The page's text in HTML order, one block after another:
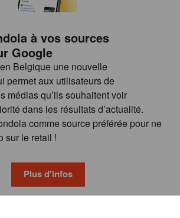
à vos sources
Google
Belgique une nouvelle
permet aux utilisateurs de
médias qu’ils souhaitent voir
dans les résultats d’actualité.
comme source préférée pour ne
sur le retail !
Plus d'infos
Follow us on
© GONDOLA GROUP
FAQ
CONDITIONS GÉNÉRALES
& COOKIE POLICY